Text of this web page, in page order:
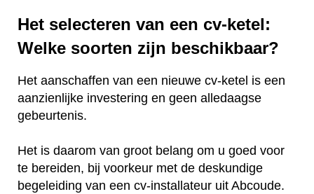
Het selecteren van een cv-ketel:
Welke soorten zijn beschikbaar?
Het aanschaffen van een nieuwe cv-ketel is een
aanzienlijke investering en geen alledaagse
gebeurtenis.
Het is daarom van groot belang om u goed voor
te bereiden, bij voorkeur met de deskundige
begeleiding van een cv-installateur uit Abcoude.